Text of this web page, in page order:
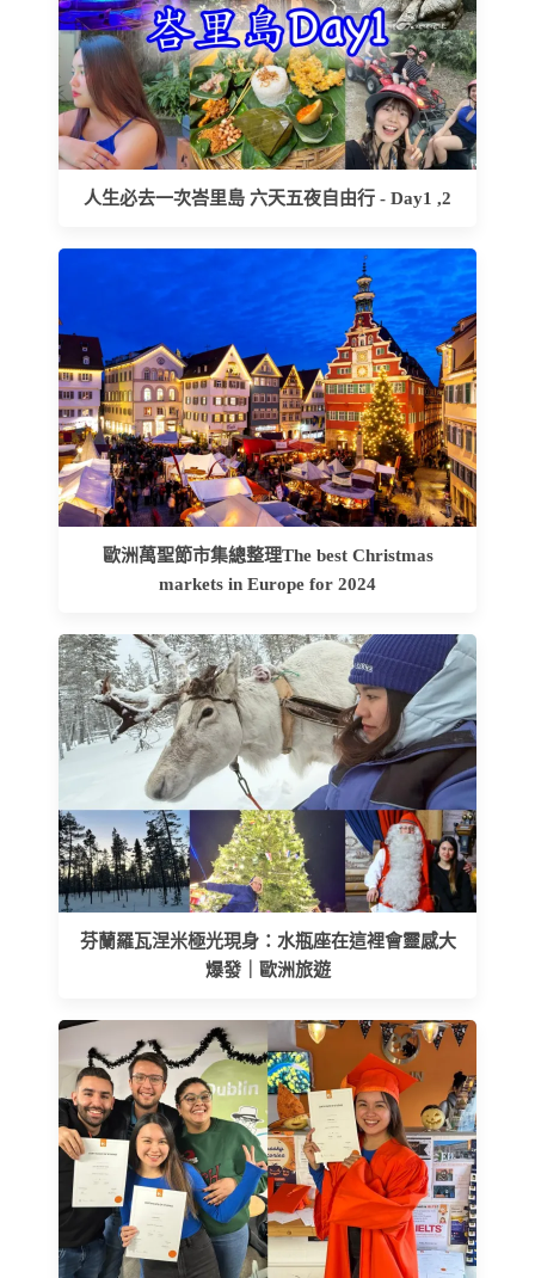
人生必去一次峇里島 六天五夜自由行 - Day1 ,2
歐洲萬聖節市集總整理The best Christmas
markets in Europe for 2024
芬蘭羅瓦涅米極光現身：水瓶座在這裡會靈感大
爆發｜歐洲旅遊